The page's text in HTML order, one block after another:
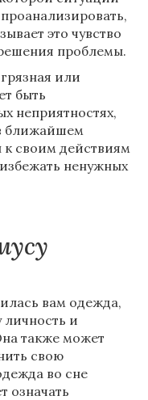
это чувство
проблемы.
или
быть
неприятностях,
ближайшем
к своим действиям
ненужных
вам одежда,
и
также может
свою
во сне
означать